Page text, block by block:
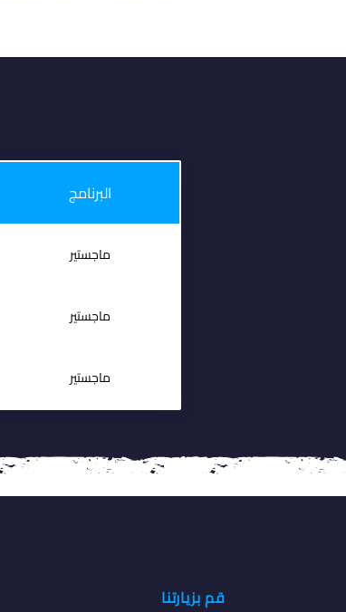
البرنامج
ماجستير
ماجستير
ماجستير
ماجستير
قم بزيارتنا